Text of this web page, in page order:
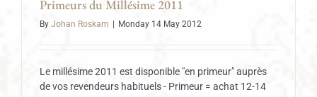
Primeurs du Millésime 2011
By Johan Roskam Monday 14 May 2012
Le millésime 2011 est disponible "en primeur" auprès
de vos revendeurs habituels - Primeur = achat 12-14